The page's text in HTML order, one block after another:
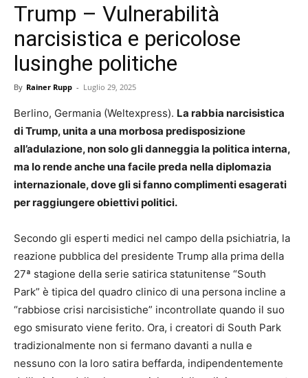
Trump – Vulnerabilità
narcisistica e pericolose
lusinghe politiche
By Rainer Rupp - Luglio 29, 2025
Berlino, Germania (Weltexpress). La rabbia narcisistica
di Trump, unita a una morbosa predisposizione
all’adulazione, non solo gli danneggia la politica interna,
ma lo rende anche una facile preda nella diplomazia
internazionale, dove gli si fanno complimenti esagerati
per raggiungere obiettivi politici.
Secondo gli esperti medici nel campo della psichiatria, la
reazione pubblica del presidente Trump alla prima della
27ª stagione della serie satirica statunitense “South
Park” è tipica del quadro clinico di una persona incline a
“rabbiose crisi narcisistiche” incontrollate quando il suo
ego smisurato viene ferito. Ora, i creatori di South Park
tradizionalmente non si fermano davanti a nulla e
nessuno con la loro satira beffarda, indipendentemente